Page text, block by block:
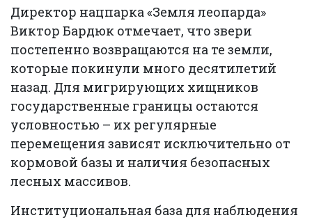
Директор нацпарка «Земля леопарда»
Виктор Бардюк отмечает, что звери
постепенно возвращаются на те земли,
которые покинули много десятилетий
назад. Для мигрирующих хищников
государственные границы остаются
условностью – их регулярные
перемещения зависят исключительно от
кормовой базы и наличия безопасных
лесных массивов.
Институциональная база для наблюдения